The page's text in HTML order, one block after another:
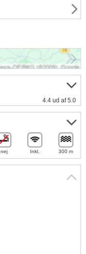
4.4 ud af 5.0
nej Inkl. 300 m